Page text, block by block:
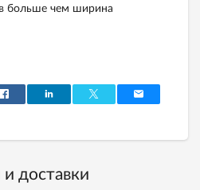
больше чем ширина
доставки